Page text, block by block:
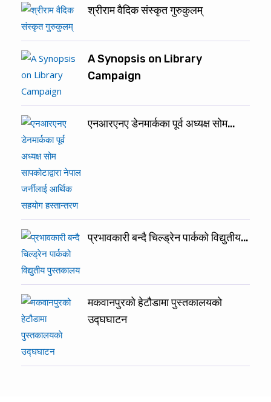
श्रीराम वैदिक संस्कृत गुरुकुलम्
A Synopsis on Library
Campaign
एनआरएनए डेनमार्कका पूर्व अध्यक्ष सोम…
प्रभावकारी बन्दै चिल्ड्रेन पार्कको विद्युतीय…
मकवानपुरको हेटौडामा पुस्तकालयकाे
उद्घघाटन